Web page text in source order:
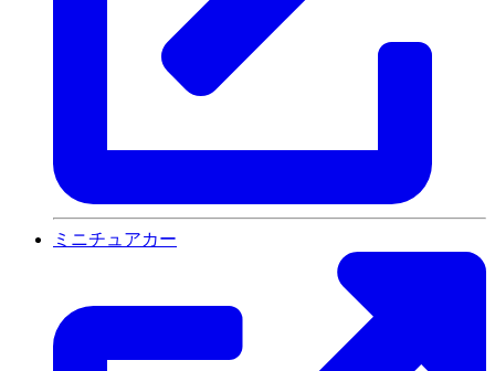
ミニチュアカー